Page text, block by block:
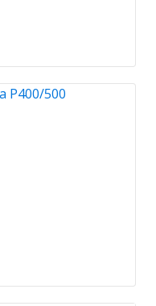
P400/500